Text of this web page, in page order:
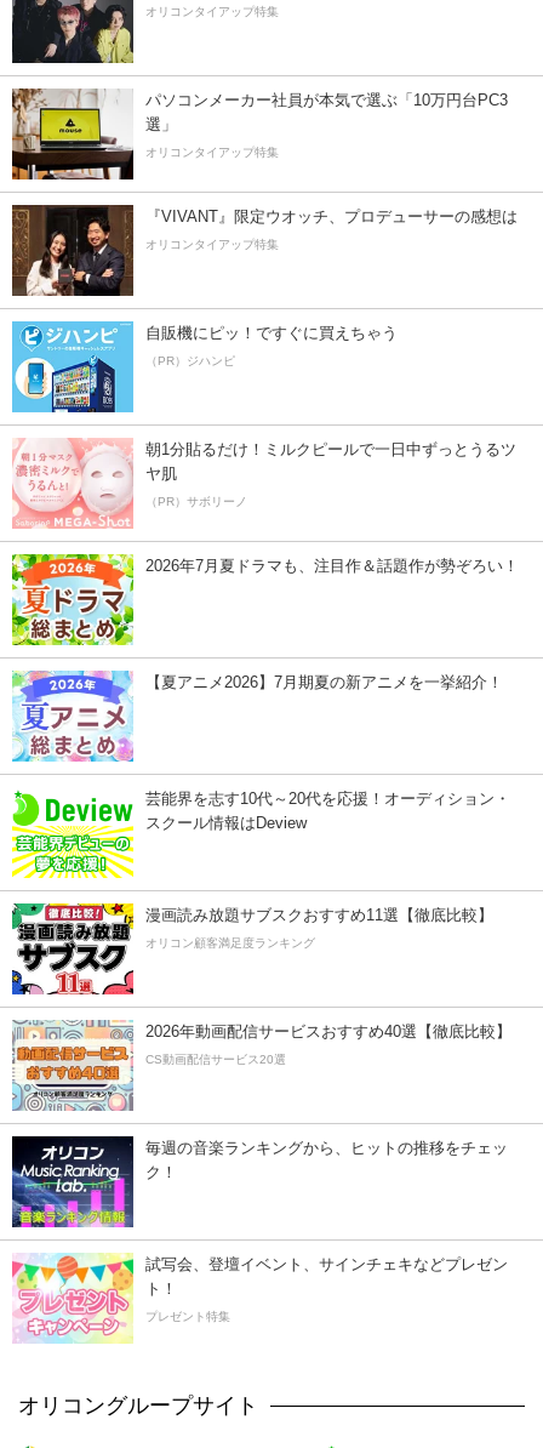
オリコンタイアップ特集
パソコンメーカー社員が本気で選ぶ「10万円台PC3
選」
オリコンタイアップ特集
『VIVANT』限定ウオッチ、プロデューサーの感想は
オリコンタイアップ特集
自販機にピッ！ですぐに買えちゃう
（PR）ジハンピ
朝1分貼るだけ！ミルクピールで一日中ずっとうるツ
ヤ肌
（PR）サボリーノ
2026年7月夏ドラマも、注目作＆話題作が勢ぞろい！
【夏アニメ2026】7月期夏の新アニメを一挙紹介！
芸能界を志す10代～20代を応援！オーディション・
スクール情報はDeview
漫画読み放題サブスクおすすめ11選【徹底比較】
オリコン顧客満足度ランキング
2026年動画配信サービスおすすめ40選【徹底比較】
CS動画配信サービス20選
毎週の音楽ランキングから、ヒットの推移をチェッ
ク！
試写会、登壇イベント、サインチェキなどプレゼン
ト！
プレゼント特集
オリコングループサイト